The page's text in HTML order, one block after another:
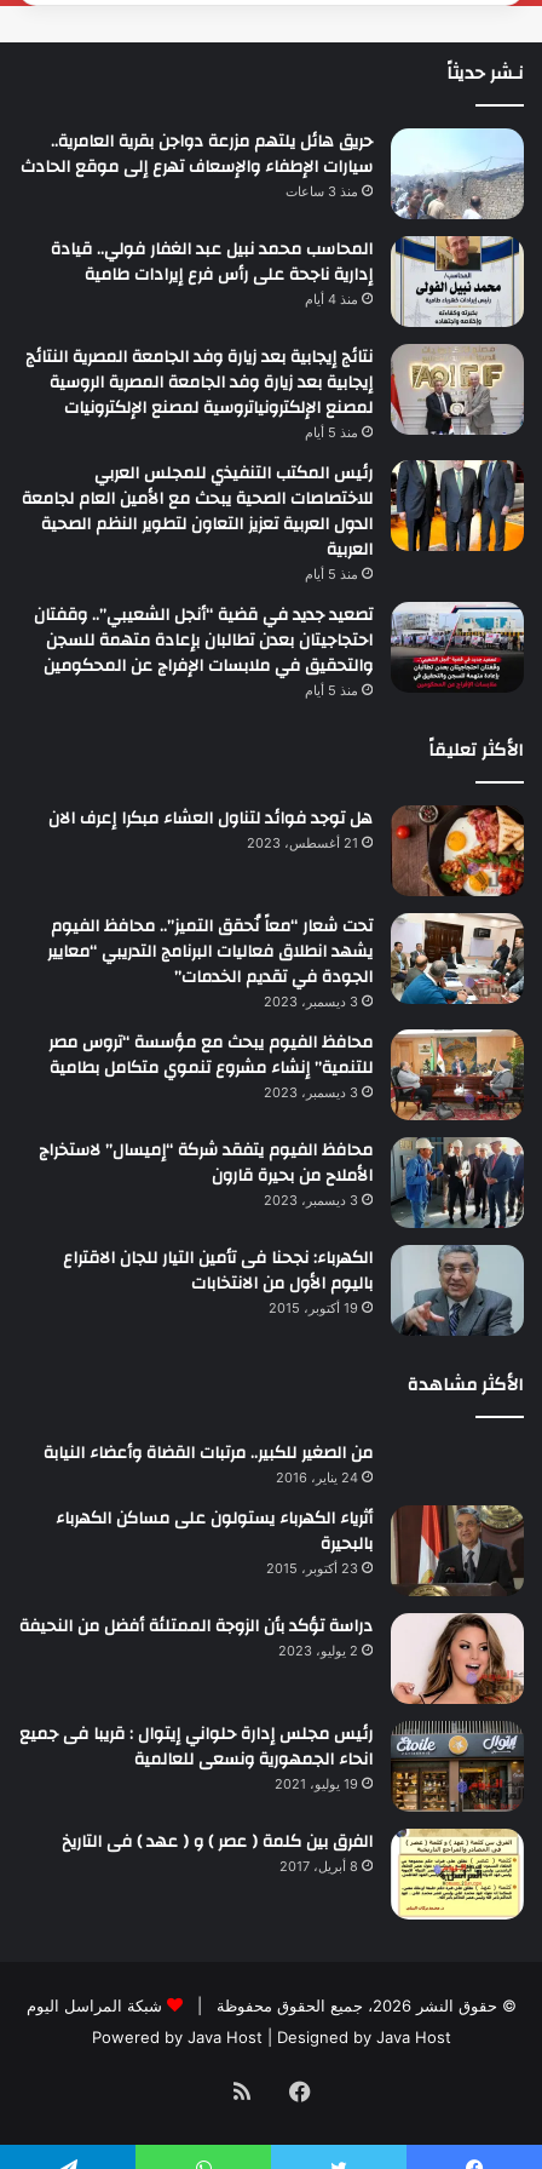
نـشر حديثاً
حريق هائل يلتهم مزرعة دواجن بقرية العامرية..
سيارات الإطفاء والإسعاف تهرع إلى موقع الحادث
منذ 3 ساعات
المحاسب محمد نبيل عبد الغفار فولي.. قيادة
إدارية ناجحة على رأس فرع إيرادات طامية
منذ 4 أيام
نتائج إيجابية بعد زيارة وفد الجامعة المصرية النتائج
إيجابية بعد زيارة وفد الجامعة المصرية الروسية
لمصنع الإلكترونياتروسية لمصنع الإلكترونيات
منذ 5 أيام
رئيس المكتب التنفيذي للمجلس العربي
للاختصاصات الصحية يبحث مع الأمين العام لجامعة
الدول العربية تعزيز التعاون لتطوير النظم الصحية
العربية
منذ 5 أيام
تصعيد جديد في قضية “أنجل الشعيبي”.. وقفتان
احتجاجيتان بعدن تطالبان بإعادة متهمة للسجن
والتحقيق في ملابسات الإفراج عن المحكومين
منذ 5 أيام
الأكثر تعليقاً
هل توجد فوائد لتناول العشاء مبكرا إعرف الان
21 أغسطس، 2023
تحت شعار “معاً نُحقق التميز”.. محافظ الفيوم
يشهد انطلاق فعاليات البرنامج التدريبي “معايير
الجودة في تقديم الخدمات”
3 ديسمبر، 2023
محافظ الفيوم يبحث مع مؤسسة “تروس مصر
للتنمية” إنشاء مشروع تنموي متكامل بطامية
3 ديسمبر، 2023
محافظ الفيوم يتفقد شركة “إميسال” لاستخراج
الأملاح من بحيرة قارون
3 ديسمبر، 2023
الكهرباء: نجحنا فى تأمين التيار للجان الاقتراع
باليوم الأول من الانتخابات
19 أكتوبر، 2015
الأكثر مشاهدة
من الصغير للكبير.. مرتبات القضاة وأعضاء النيابة
24 يناير، 2016
أثرياء الكهرباء يستولون على مساكن الكهرباء
بالبحيرة
23 أكتوبر، 2015
دراسة تؤكد بأن الزوجة الممتلئة أفضل من النحيفة
2 يوليو، 2023
رئيس مجلس إدارة حلواني إيتوال : قريبا فى جميع
انحاء الجمهورية ونسعى للعالمية
19 يوليو، 2021
الفرق بين كلمة ( عصر ) و ( عهد ) فى التاريخ
8 أبريل، 2017
© حقوق النشر 2026، جميع الحقوق محفوظة |
شبكة المراسل اليوم
Powered by Java Host | Designed by Java Host
فيسبوكملخص
الموقع